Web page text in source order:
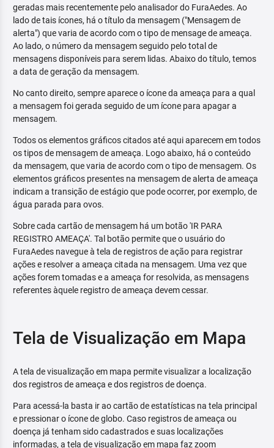
geradas mais recentemente pelo analisador do FuraAedes. Ao
lado de tais ícones, há o título da mensagem ("Mensagem de
alerta") que varia de acordo com o tipo de mensage de ameaça.
Ao lado, o número da mensagem seguido pelo total de
mensagens disponíveis para serem lidas. Abaixo do título, temos
a data de geração da mensagem.
No canto direito, sempre aparece o ícone da ameaça para a qual
a mensagem foi gerada seguido de um ícone para apagar a
mensagem.
Todos os elementos gráficos citados até aqui aparecem em todos
os tipos de mensagem de ameaça. Logo abaixo, há o conteúdo
da mensagem, que varia de acordo com o tipo de mensagem. Os
elementos gráficos presentes na mensagem de alerta de ameaça
indicam a transição de estágio que pode ocorrer, por exemplo, de
água parada para ovos.
Sobre cada cartão de mensagem há um botão 'IR PARA
REGISTRO AMEAÇA'. Tal botão permite que o usuário do
FuraAedes navegue à tela de registros de ação para registrar
ações e resolver a ameaça citada na mensagem. Uma vez que
ações forem tomadas e a ameaça for resolvida, as mensagens
referentes àquele registro de ameaça devem cessar.
Tela de Visualização em Mapa
A tela de visualização em mapa permite visualizar a localização
dos registros de ameaça e dos registros de doença.
Para acessá-la basta ir ao cartão de estatísticas na tela principal
e pressionar o ícone de globo. Caso registros de ameaça ou
doença já tenham sido cadastrados e suas localizações
informadas, a tela de visualização em mapa faz zoom